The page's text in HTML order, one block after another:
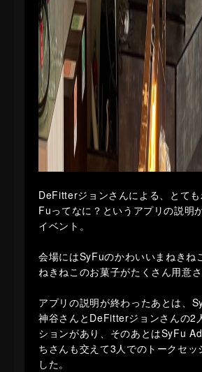
DeFitterジョンさんによる、とて
Fuってなに？というアプリの説明
イベント。
会場にはSyFuのかわいいまねきね
ねきねこのお菓子がたくさん用意
アプリの説明が終わったあとは、
神谷さんとDeFitterジョンさんの2
ションがあり、そのあとはSyFu
ちさんも交えて3人でのトークセッ
した。